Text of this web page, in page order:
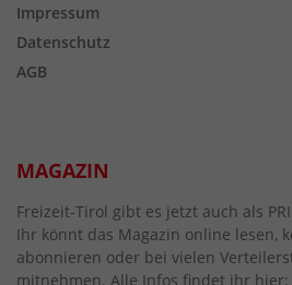
Impressum
Datenschutz
AGB
MAGAZIN
Freizeit-Tirol gibt es jetzt auch als
Ihr könnt das Magazin online lesen,
abonnieren oder bei vielen
mitnehmen. Alle Infos findet ihr hier: